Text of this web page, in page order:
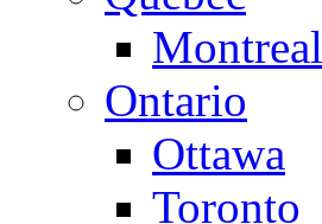
Montreal
Ontario
Ottawa
Toronto